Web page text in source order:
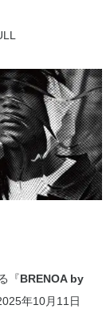
『BRENOA by
年10月11日